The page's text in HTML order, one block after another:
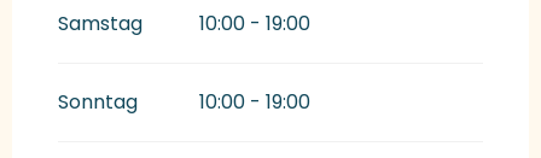
Samstag 10:00 - 19:00
Sonntag 10:00 - 19:00